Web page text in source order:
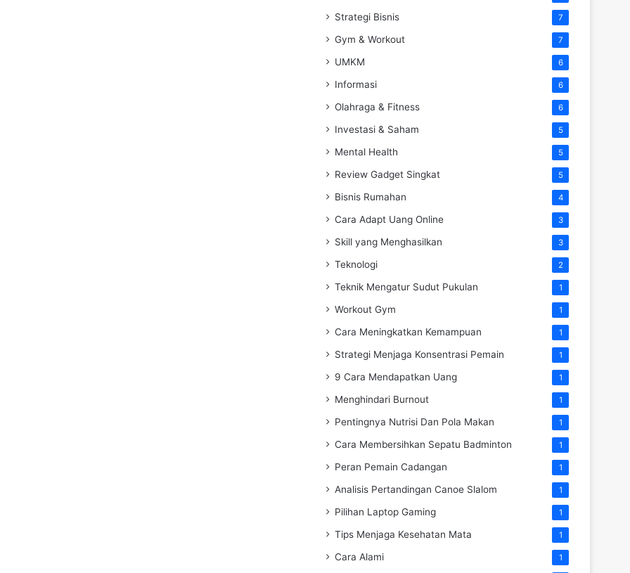
Strategi Bisnis 7
Gym & Workout 7
UMKM 6
Informasi 6
Olahraga & Fitness 6
Investasi & Saham 5
Mental Health 5
Review Gadget Singkat 5
Bisnis Rumahan 4
Cara Adapt Uang Online 3
Skill yang Menghasilkan 3
Teknologi 2
Teknik Mengatur Sudut Pukulan 1
Workout Gym 1
Cara Meningkatkan Kemampuan 1
Strategi Menjaga Konsentrasi Pemain 1
9 Cara Mendapatkan Uang 1
Menghindari Burnout 1
Pentingnya Nutrisi Dan Pola Makan 1
Cara Membersihkan Sepatu Badminton 1
Peran Pemain Cadangan 1
Analisis Pertandingan Canoe Slalom 1
Pilihan Laptop Gaming 1
Tips Menjaga Kesehatan Mata 1
Cara Alami 1